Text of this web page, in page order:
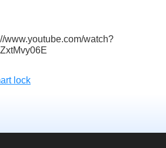
www.youtube.com/watch?
lock